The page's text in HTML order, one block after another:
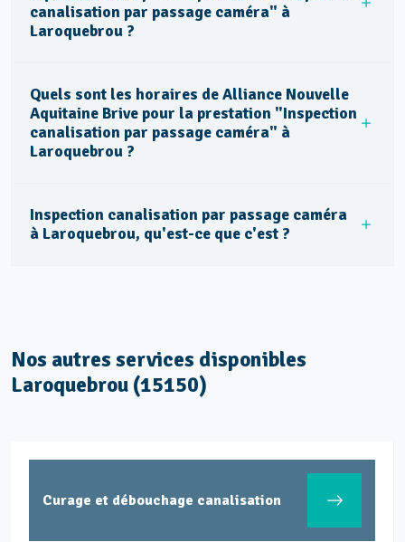
canalisation par passage caméra" à
Laroquebrou ?
Quels sont les horaires de Alliance Nouvelle
Aquitaine Brive pour la prestation "Inspection
canalisation par passage caméra" à
Laroquebrou ?
Inspection canalisation par passage caméra
à Laroquebrou, qu'est-ce que c'est ?
Nos autres services disponibles
Laroquebrou (15150)
Entretien et vidange fosse septique